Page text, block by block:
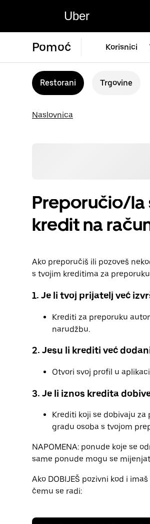
Uber
Pomoć Korisnici
Restorani Trgovine
Naslovnica
Preporučio/la
kredit na
Ako preporučiš ili pozoveš
s tvojim kreditima za
1. Je li tvoj prijatelj već
Krediti za preporuku
narudžbu.
2. Jesu li krediti već
Otvori svoj profil u
3. Je li iznos kredita
Krediti koji se dobivaju za
gradu osoba s tvojom
NAPOMENA: ponude koje se
same ponude mogu se
Ako DOBIJEŠ pozivni kod i
čemu se radi: